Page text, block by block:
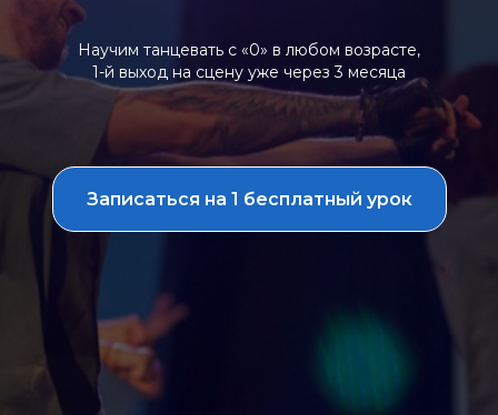
Научим танцевать с «0» в любом возрасте,
1-й выход на сцену уже через 3 месяца
Записаться на 1 бесплатный урок